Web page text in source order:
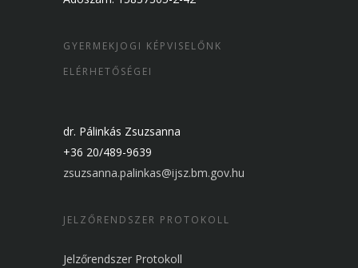
GYERMEKJOGI KÉPVISELŐNK
ELÉRHETŐSÉGEI
dr. Pálinkás Zsuzsanna
+36 20/489-9639
zsuzsanna.palinkas@ijsz.bm.gov.hu
JELZŐRENDSZER PROTOKOLL
Jelzőrendszer Protokoll